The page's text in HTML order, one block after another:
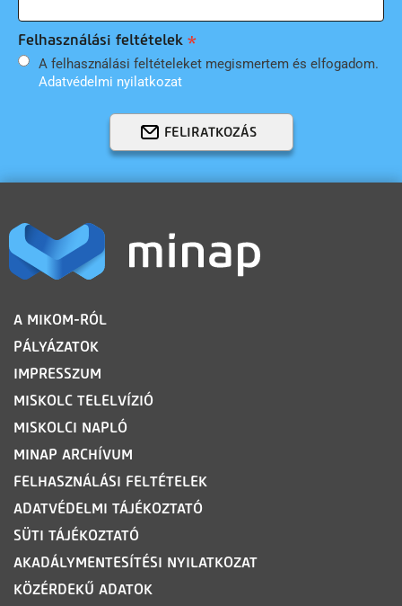
Felhasználási feltételek
A felhasználási feltételeket megismertem és elfogadom.
Adatvédelmi nyilatkozat
FELIRATKOZÁS
LÁBLÉC
A MIKOM-RÓL
PÁLYÁZATOK
IMPRESSZUM
MISKOLC TELELVÍZIÓ
MISKOLCI NAPLÓ
MINAP ARCHÍVUM
FELHASZNÁLÁSI FELTÉTELEK
ADATVÉDELMI TÁJÉKOZTATÓ
SÜTI TÁJÉKOZTATÓ
AKADÁLYMENTESÍTÉSI NYILATKOZAT
KÖZÉRDEKŰ ADATOK